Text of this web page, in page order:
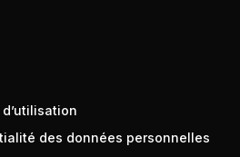
des données personnelles